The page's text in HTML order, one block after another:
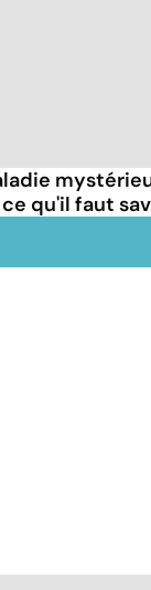
qu'il faut